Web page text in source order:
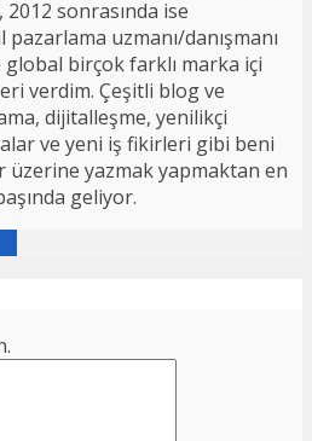
sonrasında ise
uzmanı/danışmanı
global birçok farklı marka içi
verdim. Çeşitli blog ve
dijitalleşme, yenilikçi
ve yeni iş fikirleri gibi beni
üzerine yazmak yapmaktan en
geliyor.